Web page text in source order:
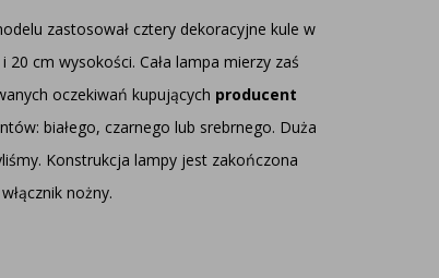
zastosował cztery dekoracyjne kule w
cm wysokości. Cała lampa mierzy zaś
oczekiwań kupujących producent
białego, czarnego lub srebrnego. Duża
Konstrukcja lampy jest zakończona
nożny.